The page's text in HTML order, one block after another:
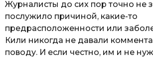
Журналисты до сих пор точно не
послужило причиной, какие-то
предрасположенности или
Кили никогда не давали
поводу. И если честно, им и не